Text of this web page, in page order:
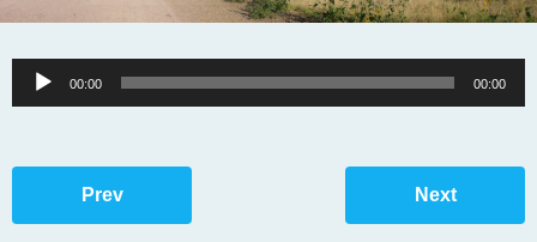
阅读文章
Audio
Player
00:00 00:00
Prev Next